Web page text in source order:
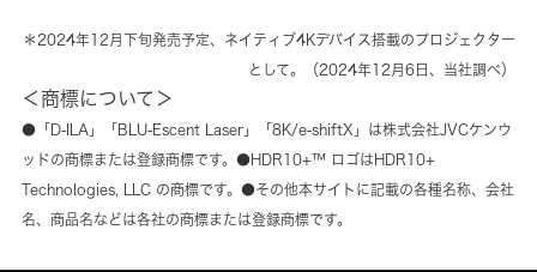
＊2024年12月下旬発売予定、ネイティブ4Kデバイス搭載のプロジェクター
として。（2024年12月6日、当社調べ）
＜商標について＞
●「D-ILA」「BLU-Escent Laser」「8K/e-shiftX」は株式会社JVCケンウ
ッドの商標または登録商標です。●HDR10+™ ロゴはHDR10+
Technologies, LLC の商標です。●その他本サイトに記載の各種名称、会社
名、商品名などは各社の商標または登録商標です。